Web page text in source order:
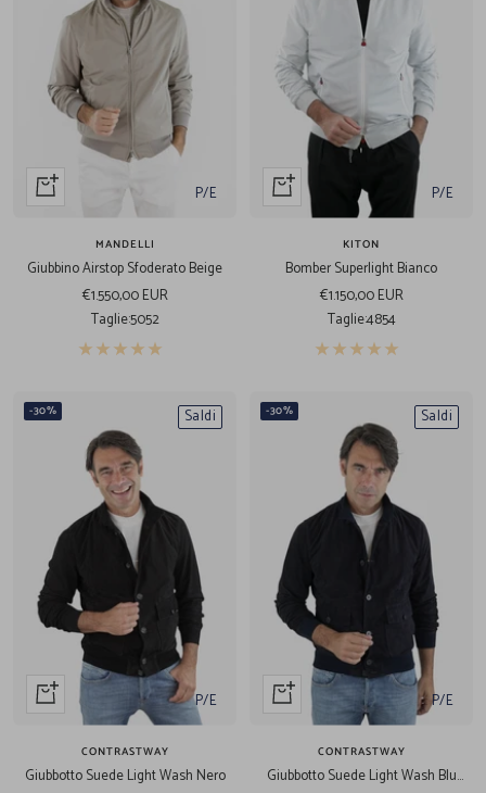
P/E
Acquista
MANDELLI
Giubbino Airstop Sfoderato Beige
Prezzo
di
vendita
€1.550,00 EUR
Taglie:5052
P/E
Acquista
KITON
Bomber Superlight Bianco
Prezzo
di
vendita
€1.150,00 EUR
Taglie:4854
Saldi
-30%
P/E
Acquista
CONTRASTWAY
Giubbotto Suede Light Wash Nero
Saldi
-30%
P/E
Acquista
CONTRASTWAY
Giubbotto Suede Light Wash Blu